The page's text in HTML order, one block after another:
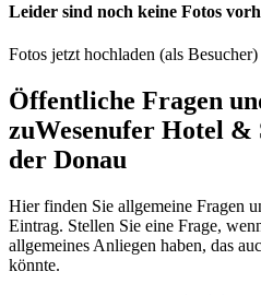
Leider sind noch keine Fotos
Fotos jetzt hochladen (als Besucher)
Öffentliche Fragen
zuWesenufer Hotel
der Donau
Hier finden Sie allgemeine Fragen
Eintrag. Stellen Sie eine Frage,
allgemeines Anliegen haben, das
könnte.